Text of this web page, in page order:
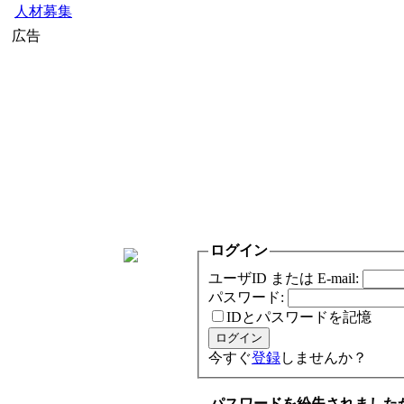
人材募集
広告
ログイン
ユーザID または E-mail:
パスワード:
IDとパスワードを記憶
今すぐ登録しませんか？